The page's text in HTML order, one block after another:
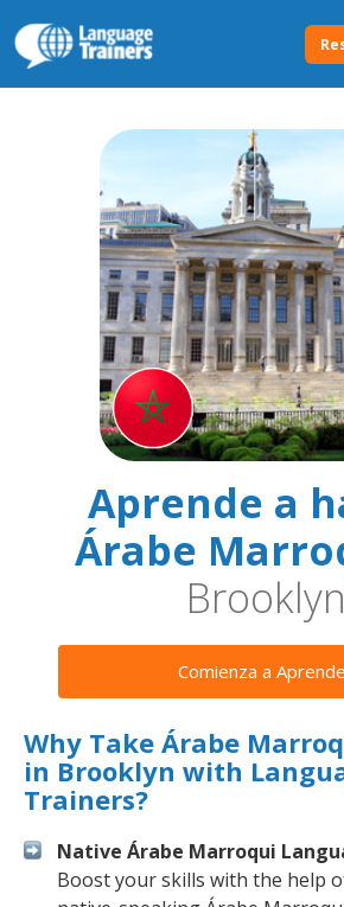
Aprende a
Árabe
Brooklyn
Comienza a
Why Take Árabe
in Brooklyn with
Trainers?
Native Árabe Marroqui
Boost your skills with the help